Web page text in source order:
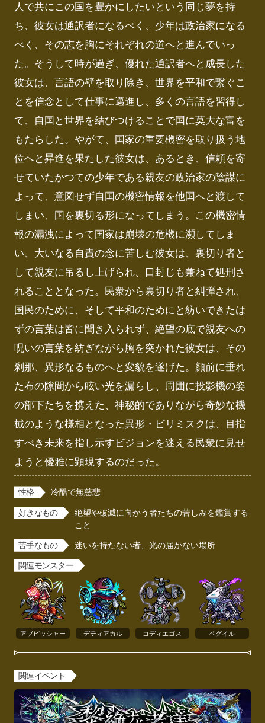
人で共にこの国を豊かにしたいという同じ夢を持
ち、彼女は通訳者になるべく、少年は政治家になる
べく、その志を胸にそれぞれの道へと進んでいっ
た。そうして時が過ぎ、優れた通訳者へと成長した
彼女は、言語の壁を取り除き、世界を平和で繋ぐこ
とを信念として仕事に邁進し、多くの言語を習得し
て、自国と世界を結びつけることで国に莫大な富を
もたらした。やがて、国家の重要機密を取り扱う地
位へと昇進を果たした彼女は、あるとき、信頼を寄
せていたかつての少年である親友の政治家の陰謀に
よって、意図せず自国の機密情報を他国へと渡して
しまい、国を裏切る形になってしまう。この機密情
報の漏洩によって国家は崩壊の危機に瀕してしま
い、大いなる自責の念に苦しむ彼女は、裏切り者と
して親友に吊るし上げられ、口封じも兼ねて処刑さ
れることとなった。民衆から裏切り者と糾弾され、
国民のために、そして平和のためにと紡いできたは
ずの言葉は皆に聞き入られず、絶望の底で親友への
呪いの言葉を紡ぎながら胸を突かれた彼女は、その
刹那、異形なるものへと変貌を遂げた。顔前に垂れ
た布の隙間から眩い光を漏らし、周囲に投影機の姿
の部下たちを携えた、神秘的でありながら奇妙な機
械のような様相となった異形・ビリミスクは、目指
すべき未来を指し示すビジョンを迷える民衆に見せ
ようと優雅に顕現するのだった。
性格 冷酷で無慈悲
好きなもの
絶望や破滅に向かう者たちの苦しみを鑑賞する
こと
苦手なもの 迷いを持たない者、光の届かない場所
関連モンスター
アブピッシャー デティアカル コディエゴス ペグイル
関連イベント